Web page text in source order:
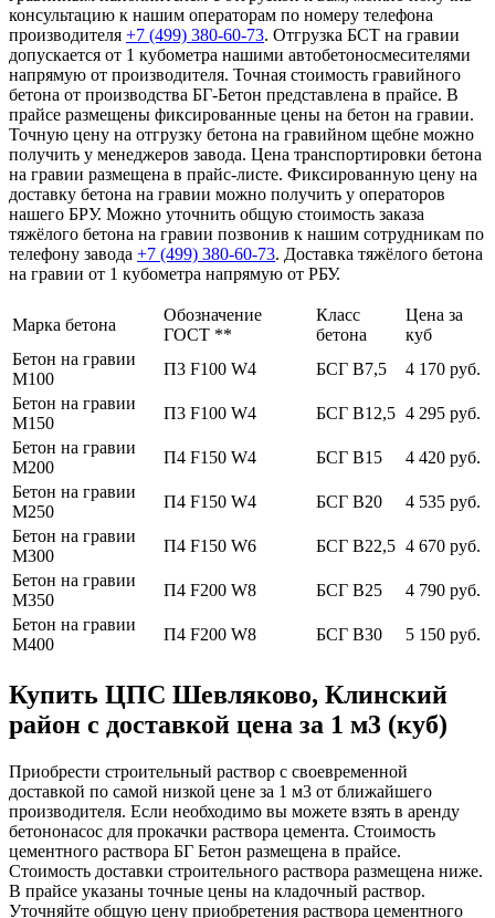
консультацию к нашим операторам по номеру телефона
производителя +7 (499) 380-60-73. Отгрузка БСТ на гравии
допускается от 1 кубометра нашими автобетоносмесителями
напрямую от производителя. Точная стоимость гравийного
бетона от производства БГ-Бетон представлена в прайсе. В
прайсе размещены фиксированные цены на бетон на гравии.
Точную цену на отгрузку бетона на гравийном щебне можно
получить у менеджеров завода. Цена транспортировки бетона
на гравии размещена в прайс-листе. Фиксированную цену на
доставку бетона на гравии можно получить у операторов
нашего БРУ. Можно уточнить общую стоимость заказа
тяжёлого бетона на гравии позвонив к нашим сотрудникам по
телефону завода +7 (499) 380-60-73. Доставка тяжёлого бетона
на гравии от 1 кубометра напрямую от РБУ.
Марка бетона
Обозначение
ГОСТ **
Класс
бетона
Цена за
куб
Бетон на гравии
М100
П3 F100 W4 БСГ В7,5
4 170 руб.
Бетон на гравии
М150
П3 F100 W4 БСГ В12,5 4 295 руб.
Бетон на гравии
М200
П4 F150 W4 БСГ В15
4 420 руб.
Бетон на гравии
М250
П4 F150 W4 БСГ В20
4 535 руб.
Бетон на гравии
М300
П4 F150 W6 БСГ В22,5 4 670 руб.
Бетон на гравии
М350
П4 F200 W8 БСГ В25
4 790 руб.
Бетон на гравии
М400
П4 F200 W8 БСГ В30 5 150 руб.
Купить ЦПС Шевляково, Клинский
район с доставкой цена за 1 м3 (куб)
Приобрести строительный раствор с своевременной
доставкой по самой низкой цене за 1 м3 от ближайшего
производителя. Если необходимо вы можете взять в аренду
бетононасос для прокачки раствора цемента. Стоимость
цементного раствора БГ Бетон размещена в прайсе.
Стоимость доставки строительного раствора размещена ниже.
В прайсе указаны точные цены на кладочный раствор.
Уточняйте общую цену приобретения раствора цементного